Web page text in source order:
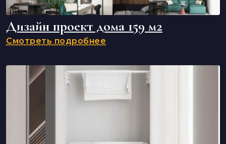
Дизайн проект дома 159 м2
Смотреть подробнее